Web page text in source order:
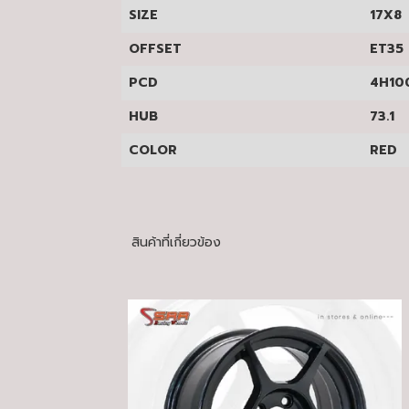
SIZE
17X8
OFFSET
ET35
PCD
HUB
73.1
COLOR
RED
สินค้าที่เกี่ยวข้อง